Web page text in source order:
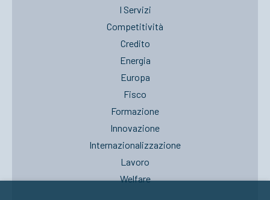
I Servizi
Competitività
Credito
Energia
Europa
Fisco
Formazione
Innovazione
Internazionalizzazione
Lavoro
Welfare